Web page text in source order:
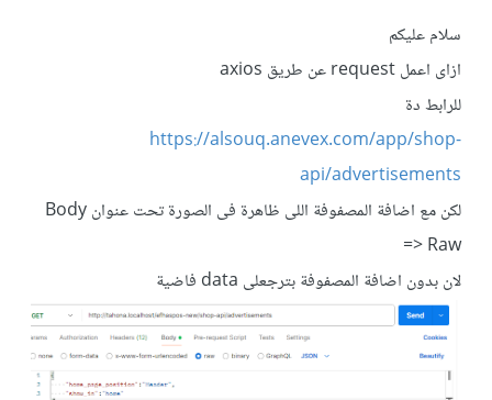
سلام عليكم
ازاى اعمل request عن طريق axios
للرابط دة
https://alsouq.anevex.com/app/shop-
api/advertisements
لكن مع اضافة المصفوفة اللى ظاهرة فى الصورة تحت عنوان Body
=> Raw
لان بدون اضافة المصفوفة بترجعلى data فاضية